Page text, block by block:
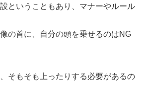
ということもあり、マナーやルール
の首に、自分の頭を乗せるのはNG
そもそも上ったりする必要があるの